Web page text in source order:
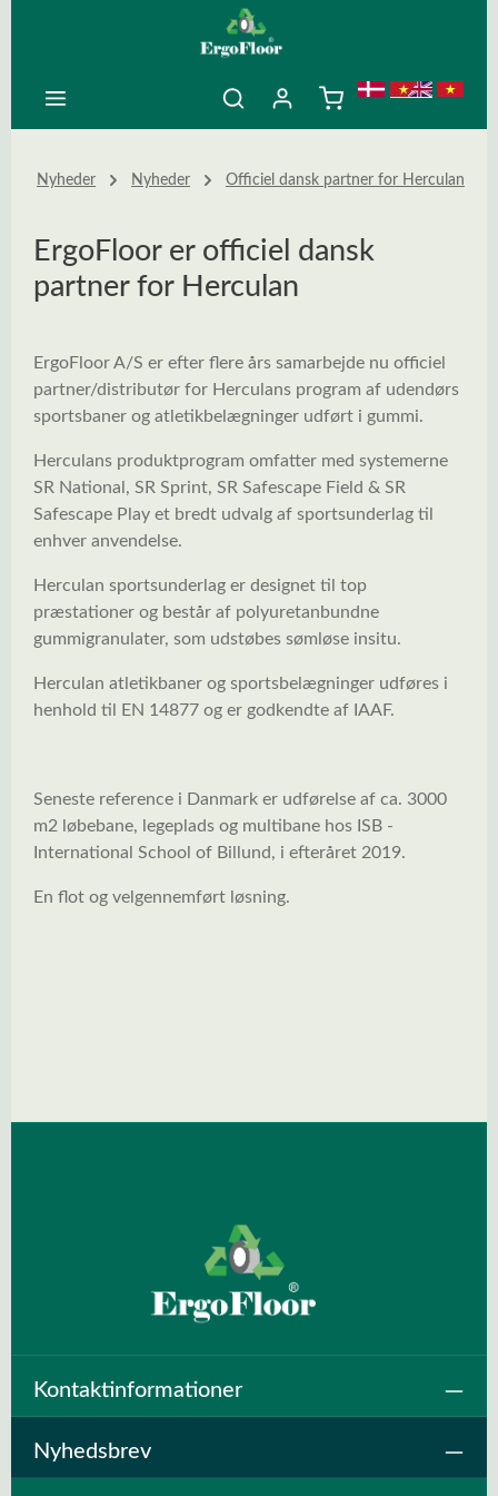
Nyheder Nyheder Officiel dansk partner for Herculan
ErgoFloor er officiel dansk
partner for Herculan
ErgoFloor A/S er efter flere års samarbejde nu officiel
partner/distributør for Herculans program af udendørs
sportsbaner og atletikbelægninger udført i gummi.
Herculans produktprogram omfatter med systemerne
SR National, SR Sprint, SR Safescape Field & SR
Safescape Play et bredt udvalg af sportsunderlag til
enhver anvendelse.
Herculan sportsunderlag er designet til top
præstationer og består af polyuretanbundne
gummigranulater, som udstøbes sømløse insitu.
Herculan atletikbaner og sportsbelægninger udføres i
henhold til EN 14877 og er godkendte af IAAF.
Seneste reference i Danmark er udførelse af ca. 3000
m2 løbebane, legeplads og multibane hos ISB -
International School of Billund, i efteråret 2019.
En flot og velgennemført løsning.
Kontaktinformationer
Nyhedsbrev